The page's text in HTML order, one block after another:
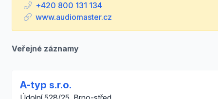
+420 800 131 134
www.audiomaster.cz
Veřejné záznamy
A-typ s.r.o.